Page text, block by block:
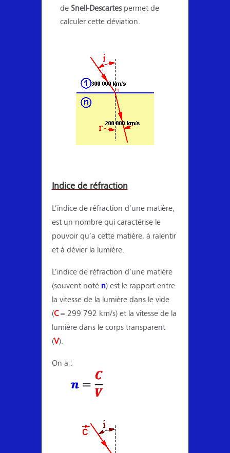
de Snell-Descartes permet de
calculer cette déviation.
Indice de réfraction
L’indice de réfraction d’une matière,
est un nombre qui caractérise le
pouvoir qu’a cette matière, à ralentir
et à dévier la lumière.
L’indice de réfraction d’une matière
(souvent noté n) est le rapport entre
la vitesse de la lumière dans le vide
(C= 299 792 km/s) et la vitesse de la
lumière dans le corps transparent
(V).
On a :